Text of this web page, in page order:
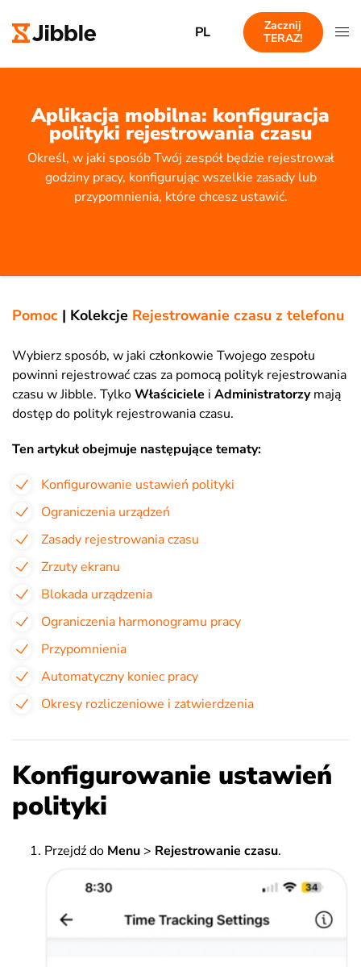
PL
Zacznij
TERAZ!
Aplikacja mobilna: konfiguracja
polityki rejestrowania czasu
Określ, w jaki sposób Twój zespół będzie rejestrował
godziny pracy, konfigurując wszelkie zasady lub
przypomnienia, które chcesz ustawić.
Pomoc | Kolekcje Rejestrowanie czasu z telefonu
Wybierz sposób, w jaki członkowie Twojego zespołu
powinni rejestrować czas za pomocą polityk rejestrowania
czasu w Jibble. TylkoWłaściciele i Administratorzymają
dostęp do polityk rejestrowania czasu.
Ten artykuł obejmuje następujące tematy:
Konfigurowanie ustawień polityki
Ograniczenia urządzeń
Zasady rejestrowania czasu
Zrzuty ekranu
Blokada urządzenia
Ograniczenia harmonogramu pracy
Przypomnienia
Automatyczny koniec pracy
Okresy rozliczeniowe i zatwierdzenia
Konfigurowanie ustawień
polityki
Przejdź do Menu > Rejestrowanie czasu.